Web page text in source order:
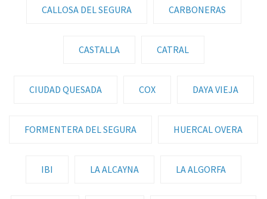
CALLOSA DEL SEGURA CARBONERAS
CASTALLA CATRAL
CIUDAD QUESADA COX DAYA VIEJA
FORMENTERA DEL SEGURA HUERCAL OVERA
IBI LA ALCAYNA LA ALGORFA